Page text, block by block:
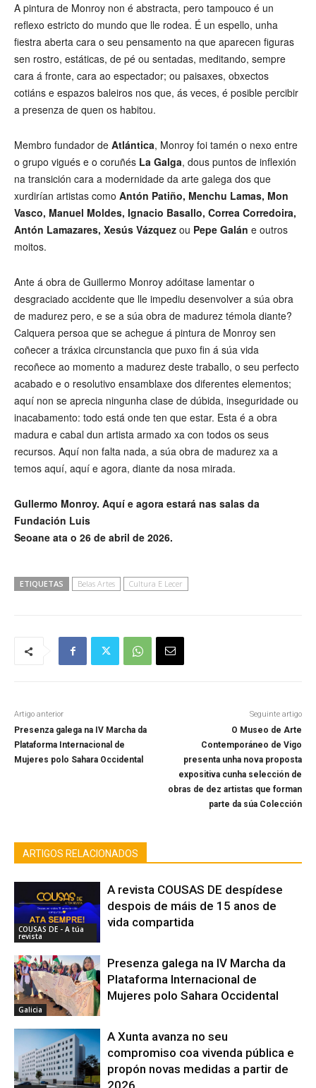
A pintura de Monroy non é abstracta, pero tampouco é un
reflexo estricto do mundo que lle rodea. É un espello, unha
fiestra aberta cara o seu pensamento na que aparecen figuras
sen rostro, estáticas, de pé ou sentadas, meditando, sempre
cara á fronte, cara ao espectador; ou paisaxes, obxectos
cotiáns e espazos baleiros nos que, ás veces, é posible percibir
a presenza de quen os habitou.
Membro fundador de Atlántica, Monroy foi tamén o nexo entre
o grupo vigués e o coruñés La Galga, dous puntos de inflexión
na transición cara a modernidade da arte galega dos que
xurdirían artistas como Antón Patiño, Menchu Lamas, Mon
Vasco, Manuel Moldes, Ignacio Basallo, Correa Corredoira,
Antón Lamazares, Xesús Vázquez ou Pepe Galán e outros
moitos.
Ante á obra de Guillermo Monroy adóitase lamentar o
desgraciado accidente que lle impediu desenvolver a súa obra
de madurez pero, e se a súa obra de madurez témola diante?
Calquera persoa que se achegue á pintura de Monroy sen
coñecer a tráxica circunstancia que puxo fin á súa vida
recoñece ao momento a madurez deste traballo, o seu perfecto
acabado e o resolutivo ensamblaxe dos diferentes elementos;
aquí non se aprecia ningunha clase de dúbida, inseguridade ou
inacabamento: todo está onde ten que estar. Esta é a obra
madura e cabal dun artista armado xa con todos os seus
recursos. Aquí non falta nada, a súa obra de madurez xa a
temos aquí, aquí e agora, diante da nosa mirada.
Gullermo Monroy. Aquí e agora estará nas salas da
Fundación Luis
Seoane ata o 26 de abril de 2026.
ETIQUETAS Belas Artes Cultura E Lecer
Artigo anterior
Presenza galega na IV Marcha da
Plataforma Internacional de
Mujeres polo Sahara Occidental
Seguinte artigo
O Museo de Arte
Contemporáneo de Vigo
presenta unha nova proposta
expositiva cunha selección de
obras de dez artistas que forman
parte da súa Colección
ARTIGOS RELACIONADOS
COUSAS DE - A túa
revista
A revista COUSAS DE despídese
despois de máis de 15 anos de
vida compartida
Galicia
Presenza galega na IV Marcha da
Plataforma Internacional de
Mujeres polo Sahara Occidental
A Xunta avanza no seu
compromiso coa vivenda pública e
propón novas medidas a partir de
2026